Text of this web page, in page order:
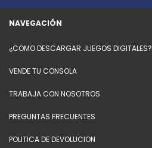
NAVEGACIÓN
¿COMO DESCARGAR JUEGOS DIGITALES?
VENDE TU CONSOLA
TRABAJA CON NOSOTROS
PREGUNTAS FRECUENTES
POLITICA DE DEVOLUCION